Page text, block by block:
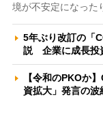
境が不安定になった
5年ぶり改訂の「
説 企業に成長投
【令和のPKOか
資拡大」発言の